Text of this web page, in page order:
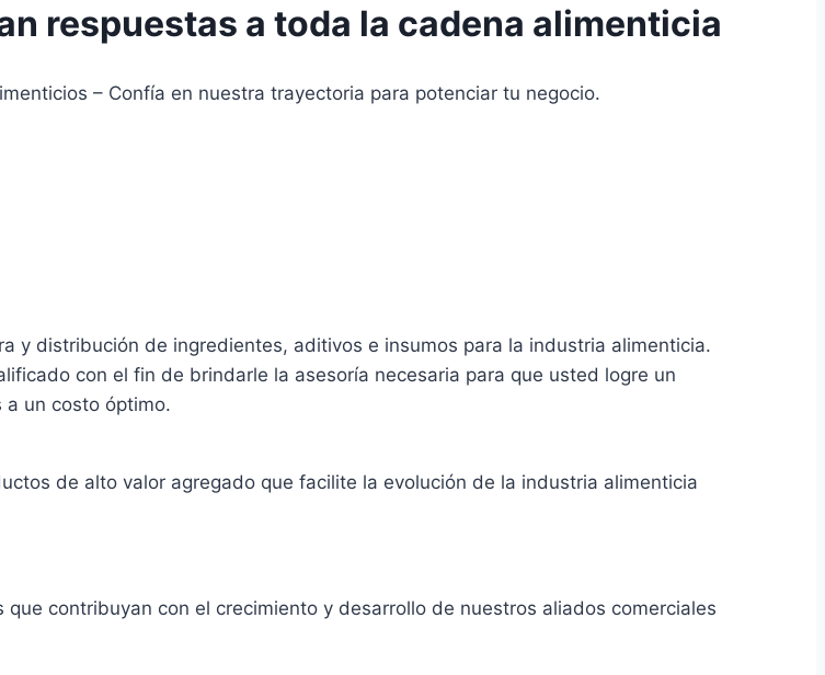
respuestas a toda la cadena alimenticia
– Confía en nuestra trayectoria para potenciar tu negocio.
y distribución de ingredientes, aditivos e insumos para la industria alimenticia.
con el fin de brindarle la asesoría necesaria para que usted logre un
un costo óptimo.
de alto valor agregado que facilite la evolución de la industria alimenticia
contribuyan con el crecimiento y desarrollo de nuestros aliados comerciales